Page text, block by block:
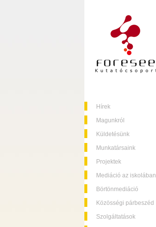
Hírek
Magunkról
Küldetésünk
Munkatársaink
Projektek
Mediáció az iskolában
Börtönmediáció
Közösségi párbeszéd
Szolgáltatások